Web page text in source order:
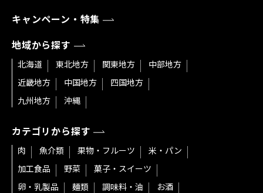
キャンペーン・特集
地域から探す
北海道 東北地方 関東地方
中部地方
近畿地方
中国地方
四国地方
九州地方
沖縄
カテゴリから探す
肉 魚介類 果物・フルーツ
米・パン
加工食品
野菜
菓子・スイーツ
卵・乳製品
麺類 調味料・油
お酒